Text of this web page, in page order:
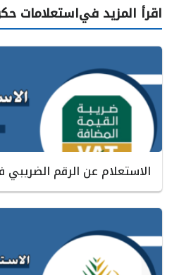
اقرأ المزيد فياستعلامات
الاستعلام عن الرقم